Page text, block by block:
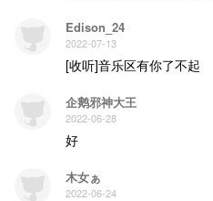
那些大喊过的名字 没完成的约定
全都藏在心底 开出寂寞的花
你好吗 为什么长大就要走散啊
是否勇敢飞行 有没有人爱你
每当我想起你 世界突然安静
青春有你出席 不是为了让你缺席
随少年 挥手消失在 人海之中
你在吗 你要幸福啊
Edison_24
2022-07-13
[收听]音乐区有你了不起
企鹅邪神大王
2022-06-28
好
木女ぁ
2022-06-24